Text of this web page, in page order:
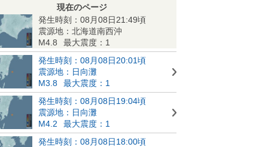
現在のページ
発生時刻：08月08日21:49頃
震源地：北海道南西沖
M4.8
最大震度：1
発生時刻：08月08日20:01頃
震源地：日向灘
M3.8
最大震度：1
発生時刻：08月08日19:04頃
震源地：日向灘
M4.2
最大震度：1
発生時刻：08月08日18:00頃